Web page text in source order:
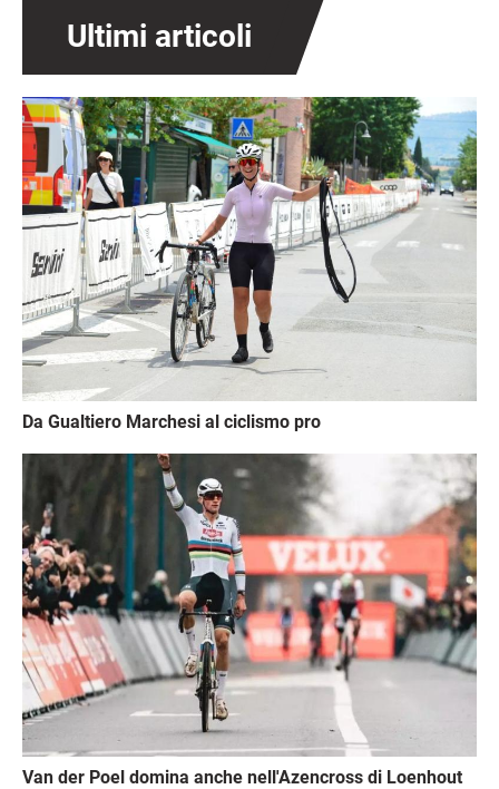
Ultimi articoli
Immagine
Da Gualtiero Marchesi al ciclismo pro
Van der Poel domina anche nell'Azencross di Loenhout